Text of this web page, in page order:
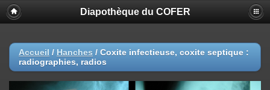
Diapothèque du COFER
Accueil / Hanches / Coxite infectieuse, coxite septique :
radiographies, radios